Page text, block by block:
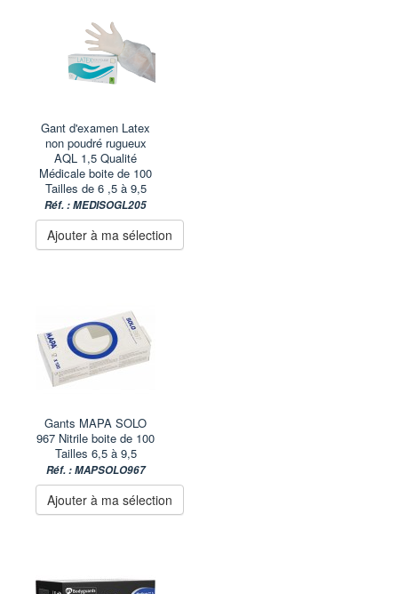
Gant d'examen Latex
non poudré rugueux
AQL 1,5 Qualité
Médicale boite de 100
Tailles de 6 ,5 à 9,5
Réf. : MEDISOGL205
Ajouter à ma sélection
Gants MAPA SOLO
967 Nitrile boite de 100
Tailles 6,5 à 9,5
Réf. : MAPSOLO967
Ajouter à ma sélection